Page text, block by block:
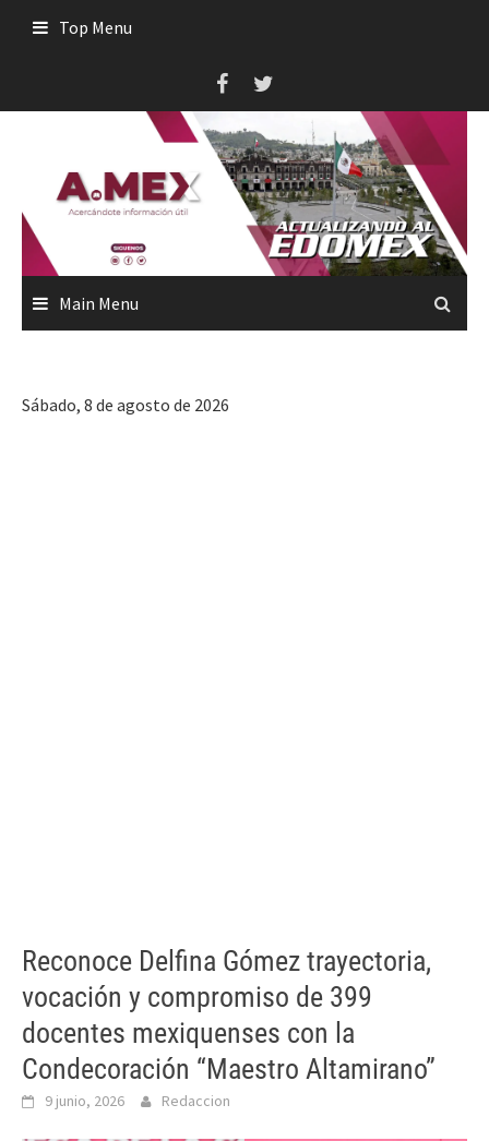
Top Menu
Main Menu
Sábado, 8 de agosto de 2026
Reconoce Delfina Gómez trayectoria,
vocación y compromiso de 399
docentes mexiquenses con la
Condecoración “Maestro Altamirano”
9 junio, 2026 Redaccion